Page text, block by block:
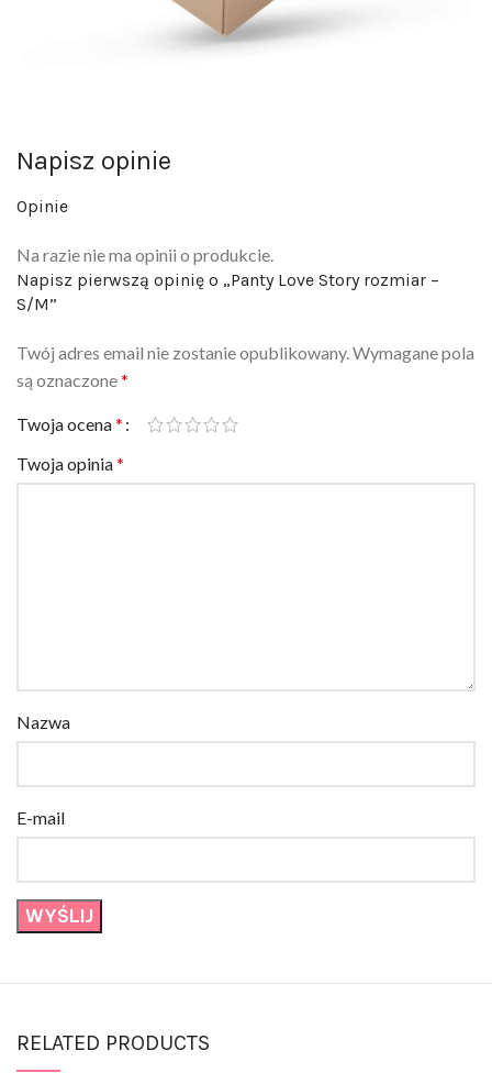
Napisz opinie
Opinie
Na razie nie ma opinii o produkcie.
Napisz pierwszą opinię o „Panty Love Story rozmiar –
S/M”
Twój adres email nie zostanie opublikowany.
Wymagane pola
*
Twoja ocena
*
Twoja opinia
*
Nazwa
E-mail
RELATED PRODUCTS